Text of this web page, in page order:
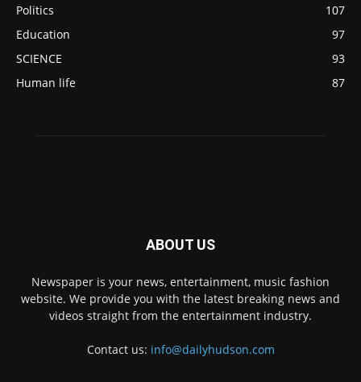
Politics
107
Education
97
SCIENCE
93
Human life
87
ABOUT US
Newspaper is your news, entertainment, music fashion
website. We provide you with the latest breaking news and
videos straight from the entertainment industry.
Contact us: info@dailyhudson.com